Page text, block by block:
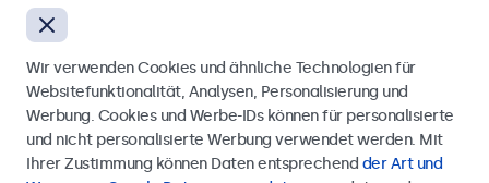
Deutsch
Anfrage senden
Wir verwenden Cookies und ähnliche Technologien für
Websitefunktionalität, Analysen, Personalisierung und
Werbung. Cookies und Werbe-IDs können für personalisierte
und nicht personalisierte Werbung verwendet werden. Mit
Ihrer Zustimmung können Daten entsprechend der Art und